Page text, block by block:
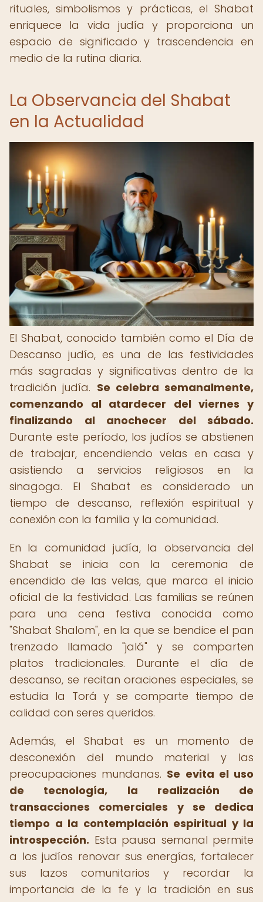
rituales, simbolismos y prácticas, el Shabat
enriquece la vida judía y proporciona un
espacio de significado y trascendencia en
medio de la rutina diaria.
La Observancia del Shabat
en la Actualidad
El Shabat, conocido también como el Día de
Descanso judío, es una de las festividades
más sagradas y significativas dentro de la
tradición judía. Se celebra semanalmente,
comenzando al atardecer del viernes y
finalizando al anochecer del sábado.
Durante este período, los judíos se abstienen
de trabajar, encendiendo velas en casa y
asistiendo a servicios religiosos en la
sinagoga. El Shabat es considerado un
tiempo de descanso, reflexión espiritual y
conexión con la familia y la comunidad.
En la comunidad judía, la observancia del
Shabat se inicia con la ceremonia de
encendido de las velas, que marca el inicio
oficial de la festividad. Las familias se reúnen
para una cena festiva conocida como
"Shabat Shalom", en la que se bendice el pan
trenzado llamado "jalá" y se comparten
platos tradicionales. Durante el día de
descanso, se recitan oraciones especiales, se
estudia la Torá y se comparte tiempo de
calidad con seres queridos.
Además, el Shabat es un momento de
desconexión del mundo material y las
preocupaciones mundanas. Se evita el uso
de tecnología, la realización de
transacciones comerciales y se dedica
tiempo a la contemplación espiritual y la
introspección. Esta pausa semanal permite
a los judíos renovar sus energías, fortalecer
sus lazos comunitarios y recordar la
importancia de la fe y la tradición en sus